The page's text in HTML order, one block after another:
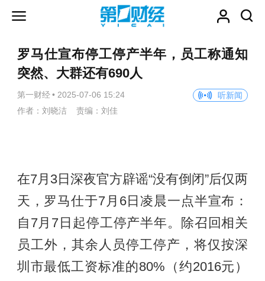
罗马仕宣布停工停产半年，员工称通知
突然、大群还有690人
第一财经 • 2025-07-06 15:24
听新闻
作者：刘晓洁 责编：刘佳
在7月3日深夜官方辟谣“没有倒闭”后仅两
天，罗马仕于7月6日凌晨一点半宣布：
自7月7日起停工停产半年。除召回相关
员工外，其余人员停工停产，将仅按深
圳市最低工资标准的80%（约2016元）